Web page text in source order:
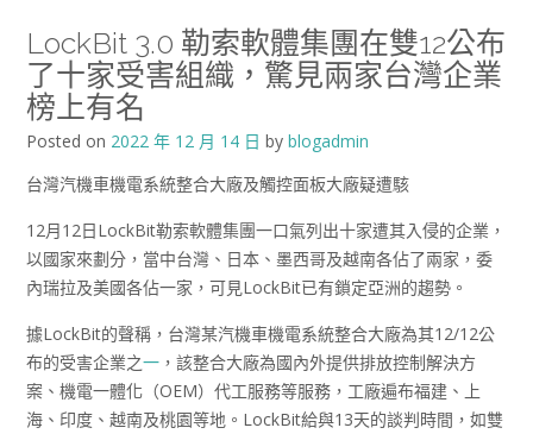
LockBit 3.0 勒索軟體集團在雙12公布
了十家受害組織，驚見兩家台灣企業
榜上有名
Posted on 2022 年 12 月 14 日 by blogadmin
台灣汽機車機電系統整合大廠及觸控面板大廠疑遭駭
12月12日LockBit勒索軟體集團一口氣列出十家遭其入侵的企業，
以國家來劃分，當中台灣、日本、墨西哥及越南各佔了兩家，委
內瑞拉及美國各佔一家，可見LockBit已有鎖定亞洲的趨勢。
據LockBit的聲稱，台灣某汽機車機電系統整合大廠為其12/12公
布的受害企業之一 ，該整合大廠為國內外提供排放控制解決方
案、機電一體化（OEM）代工服務等服務，工廠遍布福建、上
海、印度、越南及桃園等地。LockBit給與13天的談判時間，如雙